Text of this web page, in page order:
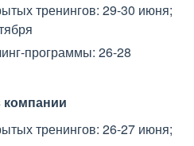
тренингов: 29-30 июня;
программы: 26-28
компании
тренингов: 26-27 июня;